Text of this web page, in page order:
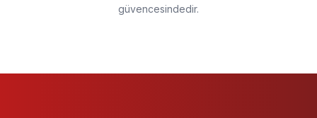
güvencesindedir.